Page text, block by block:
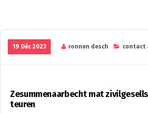
19 Déc 2023 ronnen desch contact
Zesummenaarbecht mat
teuren